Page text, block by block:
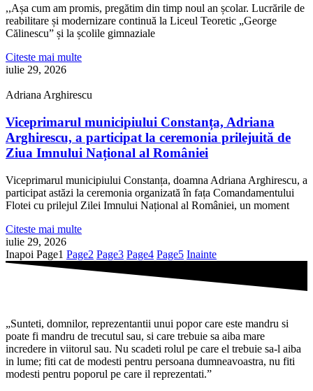
,,Așa cum am promis, pregătim din timp noul an școlar. Lucrările de
reabilitare și modernizare continuă la Liceul Teoretic „George
Călinescu” și la școlile gimnaziale
Citeste mai multe
iulie 29, 2026
Adriana Arghirescu
Viceprimarul municipiului Constanța, Adriana
Arghirescu, a participat la ceremonia prilejuită de
Ziua Imnului Național al României
Viceprimarul municipiului Constanța, doamna Adriana Arghirescu, a
participat astăzi la ceremonia organizată în fața Comandamentului
Flotei cu prilejul Zilei Imnului Național al României, un moment
Citeste mai multe
iulie 29, 2026
Inapoi Page1 Page2 Page3 Page4 Page5 Inainte
„Sunteti, domnilor, reprezentantii unui popor care este mandru si
poate fi mandru de trecutul sau, si care trebuie sa aiba mare
incredere in viitorul sau. Nu scadeti rolul pe care el trebuie sa-l aiba
in lume; fiti cat de modesti pentru persoana dumneavoastra, nu fiti
modesti pentru poporul pe care il reprezentati.”